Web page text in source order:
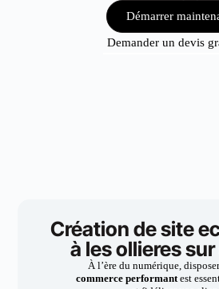
Démarrer
Demander un devis
Création de site
à les ollieres
À l’ère du numérique,
commerce performantest